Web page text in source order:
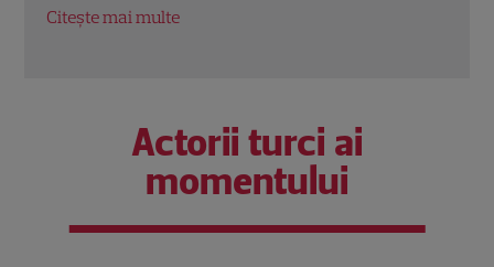
Citește mai multe
Actorii turci ai
momentului